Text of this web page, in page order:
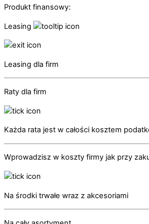
Produkt finansowy:
Leasing
Leasing dla firm
Raty dla firm
Każda rata jest w całości kosztem
Wprowadzisz w koszty firmy jak przy
Na środki trwałe wraz z akcesoriami